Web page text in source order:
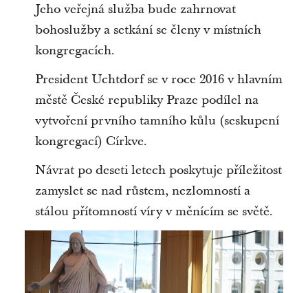
Jeho veřejná služba bude zahrnovat
bohoslužby a setkání se členy v místních
kongregacích.
President Uchtdorf se v roce 2016 v hlavním
městě České republiky Praze podílel na
vytvoření prvního tamního kůlu (seskupení
kongregací) Církve.
Návrat po deseti letech poskytuje příležitost
zamyslet se nad růstem, nezlomností a
stálou přítomností víry v měnícím se světě.